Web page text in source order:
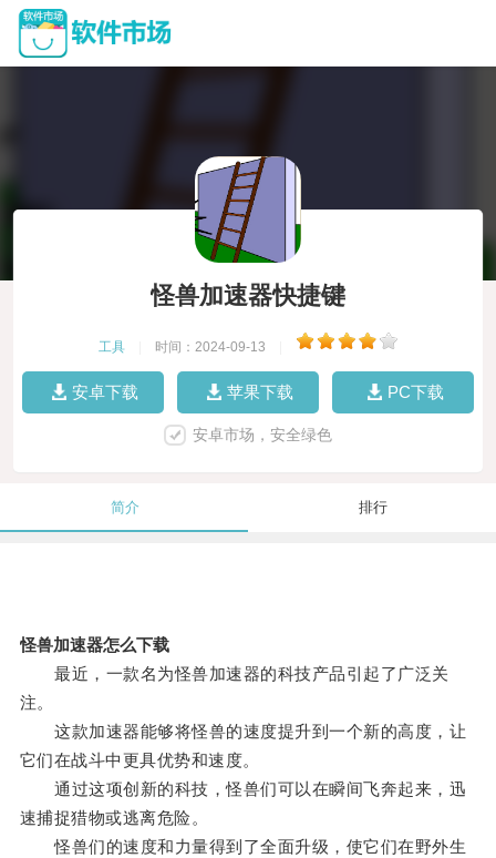
怪兽加速器快捷键
工具 时间：2024-09-13
安卓下载 苹果下载 PC下载
安卓市场，安全绿色
简介 排行
怪兽加速器怎么下载
最近，一款名为怪兽加速器的科技产品引起了广泛关
注。
这款加速器能够将怪兽的速度提升到一个新的高度，让
它们在战斗中更具优势和速度。
通过这项创新的科技，怪兽们可以在瞬间飞奔起来，迅
速捕捉猎物或逃离危险。
怪兽们的速度和力量得到了全面升级，使它们在野外生